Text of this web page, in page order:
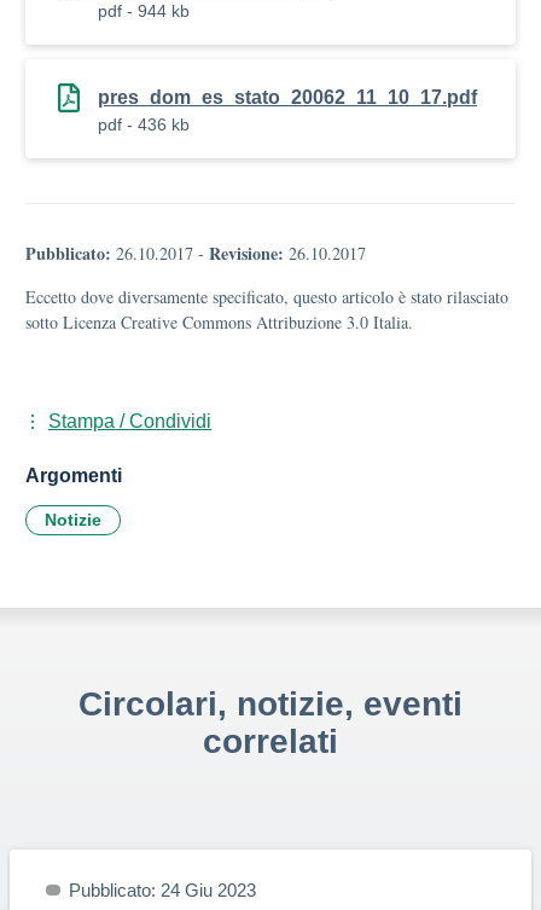
pdf - 944 kb
pres_dom_es_stato_20062_11_10_17.pdf
pdf - 436 kb
Pubblicato: 26.10.2017 - Revisione: 26.10.2017
Eccetto dove diversamente specificato, questo articolo è stato rilasciato
sotto Licenza Creative Commons Attribuzione 3.0 Italia.
Stampa / Condividi
Argomenti
Notizie
Circolari, notizie, eventi
correlati
Pubblicato: 24 Giu 2023